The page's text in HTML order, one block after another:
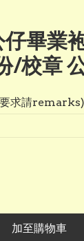
畢業
/校章
要求請remarks)
加至購物車